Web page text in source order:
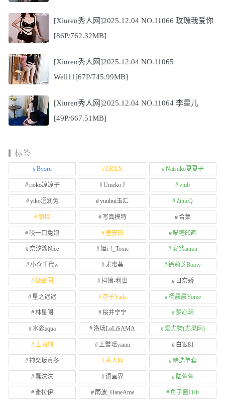
[Xiuren秀人网]2025.12.04 NO.11066 玫瑰我爱你
[86P/762.32MB]
[Xiuren秀人网]2025.12.04 NO.11065
Well11[67P/745.99MB]
[Xiuren秀人网]2025.12.04 NO.11064 李星儿
[49P/667.51MB]
标签
Byoru LRXX Natsuko夏夏子
rioko凉凉子 Umeko J vmb
yiko湿润兔 yuuhui玉汇 ZinieQ
丽柜 写真模特 合集
咬一口兔娘 唐安琪 喵糖印画
奈汐酱Nice 妲己_Toxic 安然anran
小仓千代w 尤蜜荟 徐莉芝Booty
微密圈 抖娘-利世 日奈娇
星之迟迟 杏子Yada 杨晨晨Yome
林星阑 桜井宁宁 梦心玥
水淼aqua 洛璃LoLiSAMA 爱尤物(尤果网)
王雨纯 王馨瑶yanni 白银81
神楽坂真冬 秀人网 精选单套
蠢沫沫 语画界 陆萱萱
雅拉伊 雨波_HaneAme 鱼子酱Fish